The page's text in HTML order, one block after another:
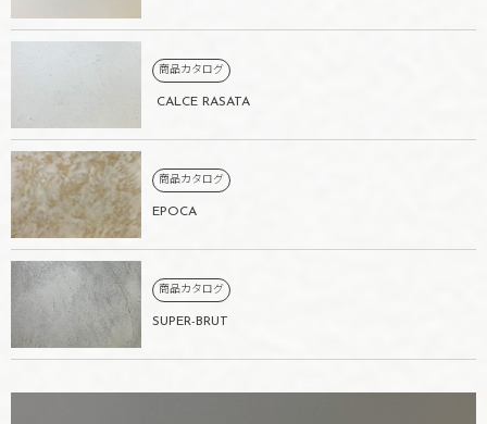
商品カタログ
CALCE RASATA
商品カタログ
EPOCA
商品カタログ
SUPER-BRUT